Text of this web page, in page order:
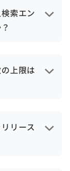
～
ます。
ト窓口
索エン
た場合
に登録
上限は
。
リース